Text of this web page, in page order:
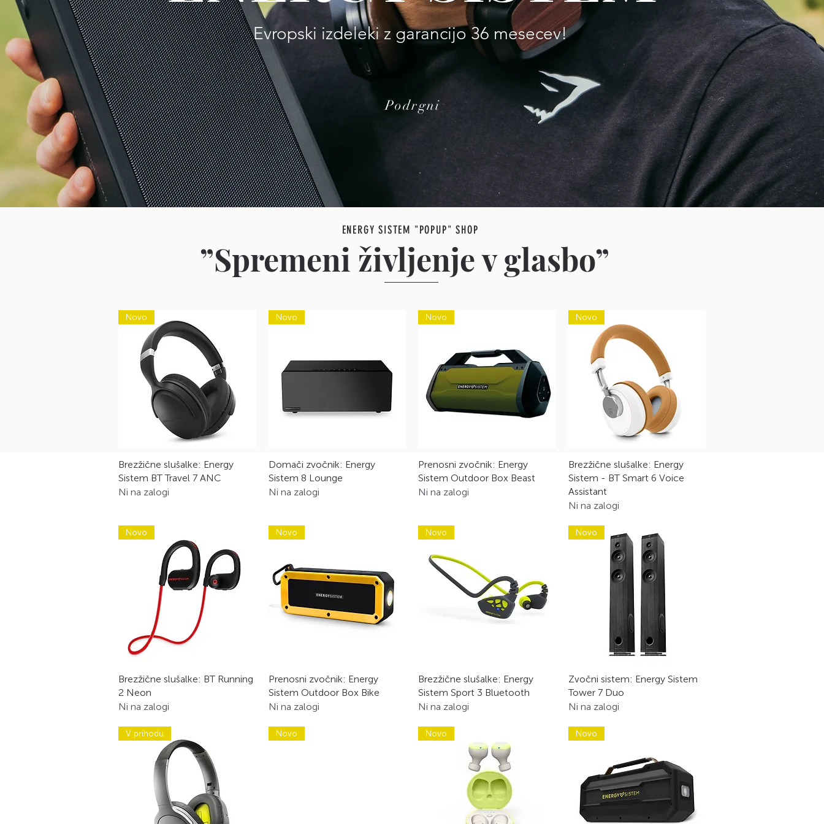
Evropski izdeleki z garancijo 36 mesecev!
Podrgni
ENERGY SISTEM "POPUP" SHOP
”Spremeni življenje v glasbo”
Hiter ogled
Novo
Brezžične slušalke: Energy
Sistem BT Travel 7 ANC
Ni na zalogi
Hiter ogled
Novo
Domači zvočnik: Energy
Sistem 8 Lounge
Ni na zalogi
Hiter ogled
Novo
Prenosni zvočnik: Energy
Sistem Outdoor Box Beast
Ni na zalogi
Hiter ogled
Novo
Brezžične slušalke: Energy
Sistem - BT Smart 6 Voice
Assistant
Ni na zalogi
Hiter ogled
Novo
Brezžične slušalke: BT Running
2 Neon
Ni na zalogi
Hiter ogled
Novo
Prenosni zvočnik: Energy
Sistem Outdoor Box Bike
Ni na zalogi
Hiter ogled
Novo
Brezžične slušalke: Energy
Sistem Sport 3 Bluetooth
Ni na zalogi
Hiter ogled
Novo
Zvočni sistem: Energy Sistem
Tower 7 Duo
Ni na zalogi
V prihodu Novo Novo Novo